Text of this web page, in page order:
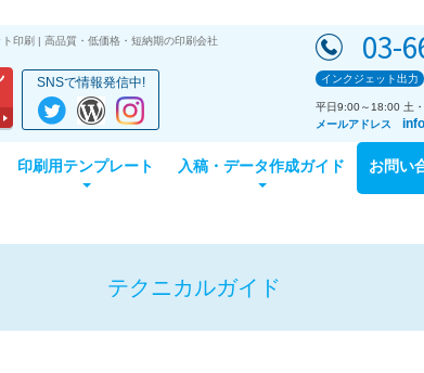
印刷 | 高品質・低価格・短納期の印刷会社
SNSで情報発信中!
03-
インクジェット出力
平日9:00～18:00 土
メールアドレス
印刷用テンプレート 入稿・データ作成ガイド お問い
テクニカルガイド